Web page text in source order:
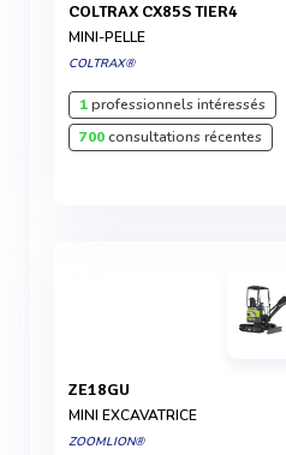
COLTRAX CX85S TIER4
MINI-PELLE
COLTRAX®
1professionnels intéressés
700consultations récentes
ZE18GU
MINI EXCAVATRICE
ZOOMLION®